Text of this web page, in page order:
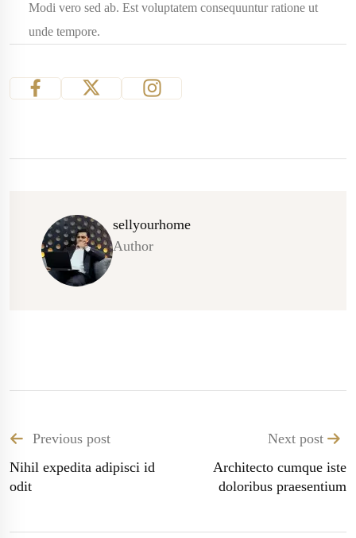
Modi vero sed ab. Est voluptatem consequuntur ratione ut
unde tempore.
sellyourhome
Author
Previous post
Nihil expedita adipisci id
odit
Next post
Architecto cumque iste
doloribus praesentium